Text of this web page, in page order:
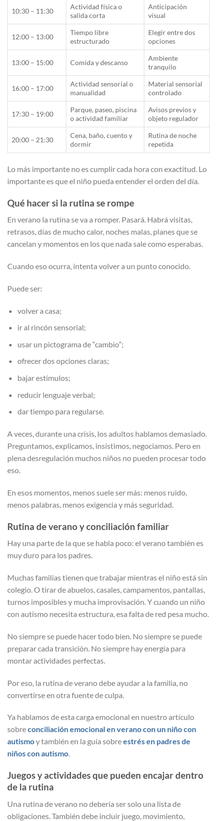
10:30 – 11:30
Actividad física o
salida corta
Anticipación
visual
12:00 – 13:00
Tiempo libre
estructurado
Elegir entre dos
opciones
13:00 – 15:00 Comida y descanso
Ambiente
tranquilo
16:00 – 17:00
Actividad sensorial o
manualidad
Material sensorial
controlado
17:30 – 19:00
Parque, paseo, piscina
o actividad familiar
Avisos previos y
objeto regulador
20:00 – 21:30
Cena, baño, cuento y
dormir
Rutina de noche
repetida
Lo más importante no es cumplir cada hora con exactitud. Lo
importante es que el niño pueda entender el orden del día.
Qué hacer si la rutina se rompe
En verano la rutina se va a romper. Pasará. Habrá visitas,
retrasos, días de mucho calor, noches malas, planes que se
cancelan y momentos en los que nada sale como esperabas.
Cuando eso ocurra, intenta volver a un punto conocido.
Puede ser:
volver a casa;
ir al rincón sensorial;
usar un pictograma de “cambio”;
ofrecer dos opciones claras;
bajar estímulos;
reducir lenguaje verbal;
dar tiempo para regularse.
A veces, durante una crisis, los adultos hablamos demasiado.
Preguntamos, explicamos, insistimos, negociamos. Pero en
plena desregulación muchos niños no pueden procesar todo
eso.
En esos momentos, menos suele ser más: menos ruido,
menos palabras, menos exigencia y más seguridad.
Rutina de verano y conciliación familiar
Hay una parte de la que se habla poco: el verano también es
muy duro para los padres.
Muchas familias tienen que trabajar mientras el niño está sin
colegio. O tirar de abuelos, casales, campamentos, pantallas,
turnos imposibles y mucha improvisación. Y cuando un niño
con autismo necesita estructura, esa falta de red pesa mucho.
No siempre se puede hacer todo bien. No siempre se puede
preparar cada transición. No siempre hay energía para
montar actividades perfectas.
Por eso, la rutina de verano debe ayudar a la familia, no
convertirse en otra fuente de culpa.
Ya hablamos de esta carga emocional en nuestro artículo
sobreconciliación emocional en verano con un niño con
autismoy también en la guía sobreestrés en padres de
niños con autismo.
Juegos y actividades que pueden encajar dentro
de la rutina
Una rutina de verano no debería ser solo una lista de
obligaciones. También debe incluir juego, movimiento,